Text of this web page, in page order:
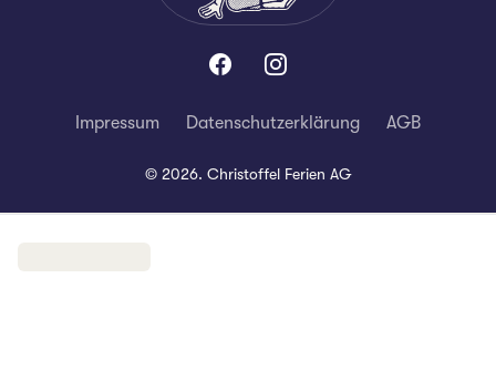
Impressum Datenschutzerklärung AGB
© 2026. Christoffel Ferien AG